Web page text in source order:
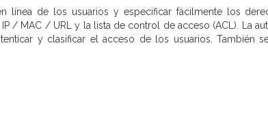
línea de los usuarios y especificar fácilmente los
/ MAC / URL y la lista de control de acceso (ACL). La
y clasificar el acceso de los usuarios. También